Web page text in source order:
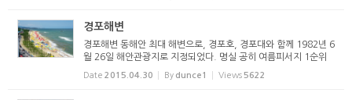
제다. 마을 주민들은 매년 음력 5월 5일 단오를 전후해...
경포해변
경포해변 동해안 최대 해변으로, 경포호, 경포대와 함께 1982년 6
월 26일 해안관광지로 지정되었다. 명실 공히 여름피서지 1순위
로 동해안을 대표하는 경포해변은 시내에서 북으로 6km, 경포대
에서 1km 되는 곳에 동해의 창파를 가득 담고 펼쳐진 명사...
Date 2015.04.30 By dunce1 Views 5622